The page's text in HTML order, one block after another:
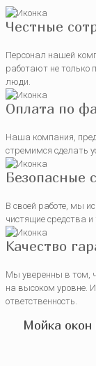
Честные
Персонал нашей
работают не только
люди.
Оплата по
Наша компания,
стремимся сделать
Безопасные
В своей работе, мы
чистящие средства и
Качество
Мы уверенны в том,
на высоком уровне.
ответственность.
Мойка окон